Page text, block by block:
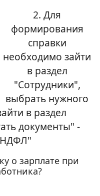
2. Для
формирования
справки
необходимо зайти
в раздел
"Сотрудники",
выбрать нужного
в раздел
документы" -
НДФЛ"
о зарплате при